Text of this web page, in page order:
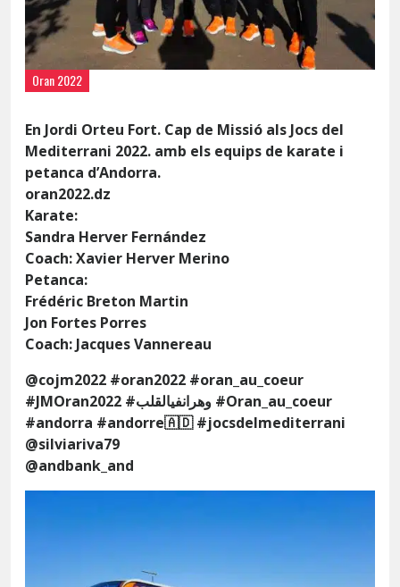
Oran 2022
En Jordi Orteu Fort. Cap de Missió als Jocs del
Mediterrani 2022. amb els equips de karate i
petanca d’Andorra.
oran2022.dz
Karate:
Sandra Herver Fernández
Coach: Xavier Herver Merino
Petanca:
Frédéric Breton Martin
Jon Fortes Porres
Coach: Jacques Vannereau
@cojm2022 #oran2022 #oran_au_coeur
#JMOran2022 #وهرانفيالقلب #Oran_au_coeur
#andorra #andorre🇦🇩 #jocsdelmediterrani
@silviariva79
@andbank_and